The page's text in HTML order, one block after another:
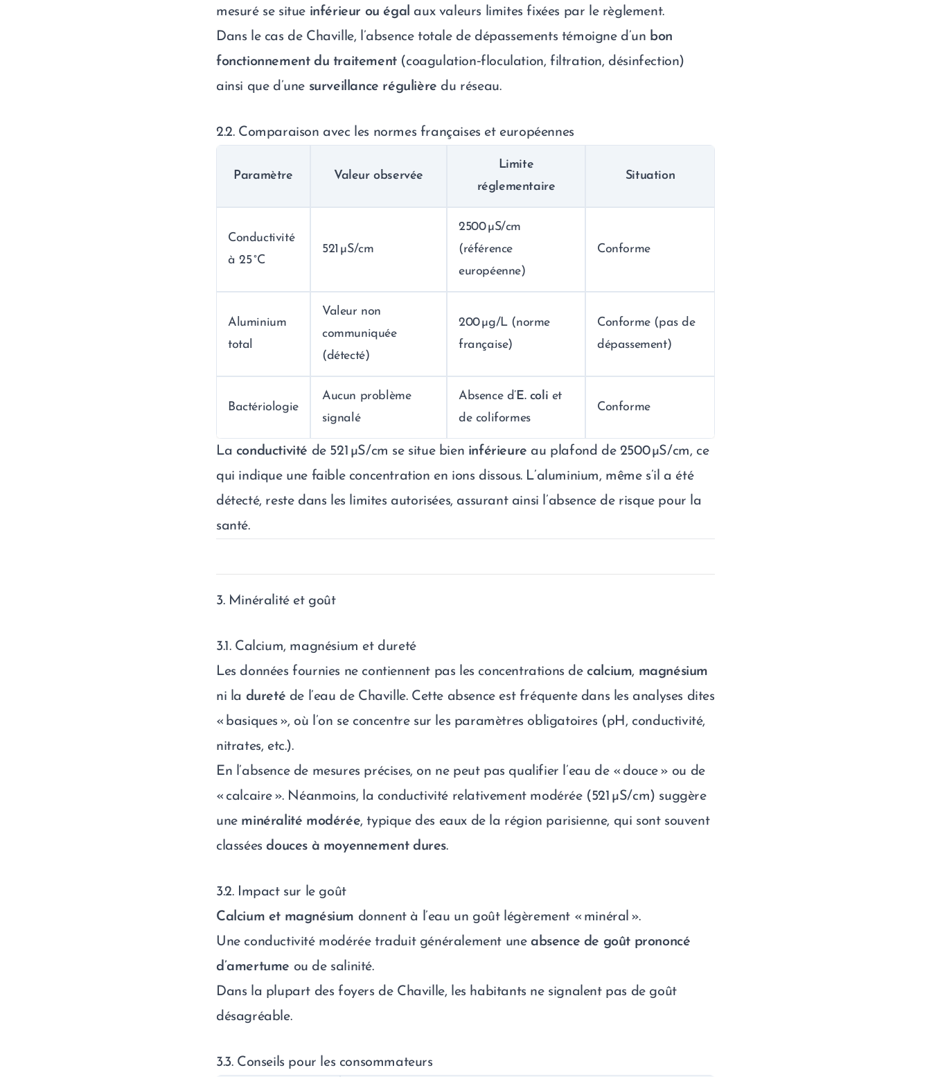
mesuré se situe inférieur ou égal aux valeurs limites fixées par le règlement.
Dans le cas de Chaville, l’absence totale de dépassements témoigne d’un bon
fonctionnement du traitement(coagulation‑floculation, filtration, désinfection)
ainsi que d’une surveillance régulière du réseau.
2.2. Comparaison avec les normes françaises et européennes
Paramètre Valeur observée
Limite
réglementaire
Situation
Conductivité
à 25 °C
521 µS/cm
2500 µS/cm
(référence
européenne)
Conforme
Aluminium
total
Valeur non
communiquée
(détecté)
200 µg/L (norme
française)
Conforme (pas de
dépassement)
Bactériologie
Aucun problème
signalé
Absence d’E. coli et
de coliformes
Conforme
La conductivité de 521 µS/cm se situe bien inférieure au plafond de 2500 µS/cm, ce
qui indique une faible concentration en ions dissous. L’aluminium, même s’il a été
détecté, reste dans les limites autorisées, assurant ainsi l’absence de risque pour la
santé.
3. Minéralité et goût
3.1. Calcium, magnésium et dureté
Les données fournies ne contiennent pas les concentrations decalcium, magnésium
ni la dureté de l’eau de Chaville. Cette absence est fréquente dans les analyses dites
« basiques », où l’on se concentre sur les paramètres obligatoires (pH, conductivité,
nitrates, etc.).
En l’absence de mesures précises, on ne peut pas qualifier l’eau de « douce » ou de
« calcaire ». Néanmoins, la conductivité relativement modérée (521 µS/cm) suggère
une minéralité modérée, typique des eaux de la région parisienne, qui sont souvent
classéesdouces à moyennement dures.
3.2. Impact sur le goût
Calcium et magnésium donnent à l’eau un goût légèrement « minéral ».
Une conductivité modérée traduit généralement une absence de goût prononcé
d’amertume ou de salinité.
Dans la plupart des foyers de Chaville, les habitants ne signalent pas de goût
désagréable.
3.3. Conseils pour les consommateurs